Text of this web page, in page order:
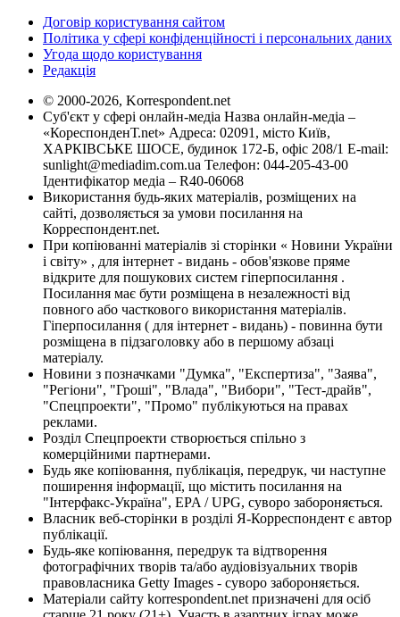
Договір користування сайтом
Політика у сфері конфіденційності і персональних даних
Угода щодо користування
Редакція
© 2000-2026, Korrespondent.net
Суб'єкт у сфері онлайн-медіа Назва онлайн-медіа –
«КореспонденТ.net» Адреса: 02091, місто Київ,
ХАРКІВСЬКЕ ШОСЕ, будинок 172-Б, офіс 208/1 E-mail:
sunlight@mediadim.com.ua Телефон: 044-205-43-00
Ідентифікатор медіа – R40-06068
Використання будь-яких матеріалів, розміщених на
сайті, дозволяється за умови посилання на
Корреспондент.net.
При копіюванні матеріалів зі сторінки « Новини України
і світу» , для інтернет - видань - обов'язкове пряме
відкрите для пошукових систем гіперпосилання .
Посилання має бути розміщена в незалежності від
повного або часткового використання матеріалів.
Гіперпосилання ( для інтернет - видань) - повинна бути
розміщена в підзаголовку або в першому абзаці
матеріалу.
Новини з позначками "Думка", "Експертиза", "Заява",
"Регіони", "Гроші", "Влада", "Вибори", "Тест-драйв",
"Спецпроекти", "Промо" публікуються на правах
реклами.
Розділ Спецпроекти створюється спільно з
комерційними партнерами.
Будь яке копіювання, публікація, передрук, чи наступне
поширення інформації, що містить посилання на
"Інтерфакс-Україна", EPA / UPG, суворо забороняється.
Власник веб-сторінки в розділі Я-Корреспондент є автор
публікації.
Будь-яке копіювання, передрук та відтворення
фотографічних творів та/або аудіовізуальних творів
правовласника Getty Images - суворо забороняється.
Матеріали сайту korrespondent.net призначені для осіб